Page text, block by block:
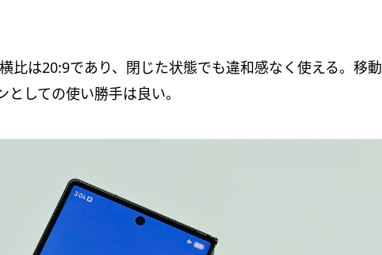
比は20:9であり、閉じた状態でも違和感なく使える。移動
しての使い勝手は良い。